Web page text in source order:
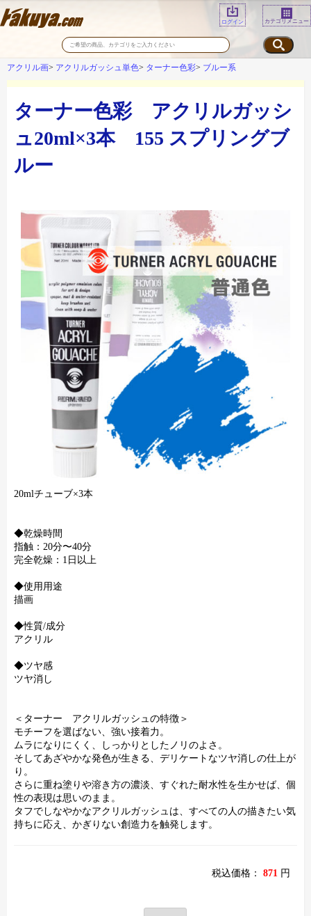
ログイン カテゴリメニュー
アクリル画 アクリルガッシュ単色 ターナー色彩 ブルー系
ターナー色彩 アクリルガッシ
ュ20ml×3本 155 スプリングブ
ルー
20mlチューブ×3本
◆乾燥時間
指触：20分〜40分
完全乾燥：1日以上
◆使用用途
描画
◆性質/成分
アクリル
◆ツヤ感
ツヤ消し
＜ターナー アクリルガッシュの特徴＞
モチーフを選ばない、強い接着力。
ムラになりにくく、しっかりとしたノリのよさ。
そしてあざやかな発色が生きる、デリケートなツヤ消しの仕上が
り。
さらに重ね塗りや溶き方の濃淡、すぐれた耐水性を生かせば、個
性の表現は思いのまま。
タフでしなやかなアクリルガッシュは、すべての人の描きたい気
持ちに応え、かぎりない創造力を触発します。
税込価格： 871 円